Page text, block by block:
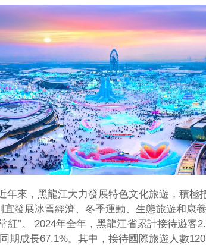
年來，黑龍江大力發展特色文化旅遊，積極
宜發展冰雪經濟、冬季運動、生態旅遊和康
紅”。 2024年全年，黑龍江省累計接待遊
期成長67.1%。其中，接待國際旅遊人數